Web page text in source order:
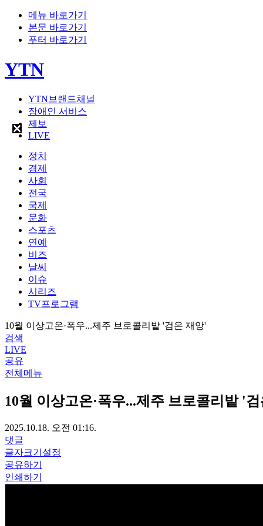
메뉴 바로가기
본문 바로가기
푸터 바로가기
YTN
YTN브랜드채널
장애인 서비스
제보
LIVE
정치
경제
사회
전국
국제
문화
스포츠
연예
비즈
날씨
이슈
시리즈
TV프로그램
10월 이상고온·폭우...제주 브로콜리밭 '검은 재앙'
검색
LIVE
공유
전체메뉴
10월 이상고온·폭우...제주 브로콜리밭 '
2025.10.18. 오전 01:16.
댓글
글자크기설정
공유하기
인쇄하기